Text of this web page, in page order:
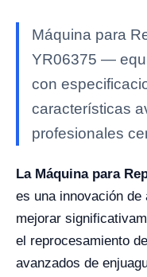
Máquina para
YR06375 —
con
características
profesionales
La Máquina para
es una innovación
mejorar
el reprocesamiento
avanzados de